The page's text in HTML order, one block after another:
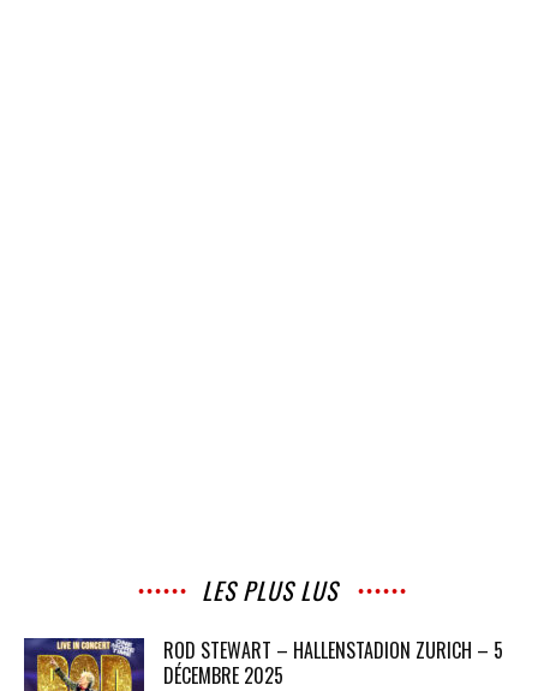
LES PLUS LUS
ROD STEWART – HALLENSTADION ZURICH – 5
DÉCEMBRE 2025